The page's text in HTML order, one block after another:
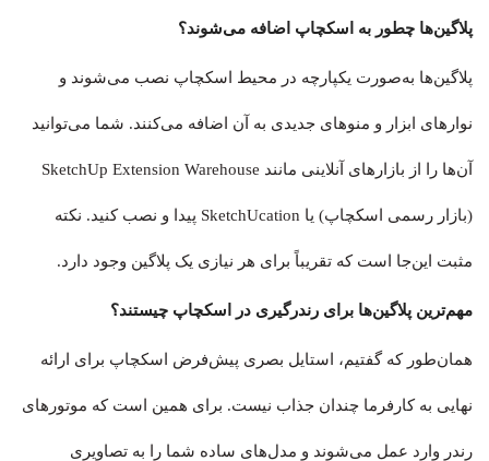
پلاگین‌ها چطور به اسکچاپ اضافه می‌شوند؟
پلاگین‌ها به‌صورت یکپارچه در محیط اسکچاپ نصب می‌شوند و
نوارهای ابزار و منوهای جدیدی به آن اضافه می‌کنند. شما می‌توانید
آن‌ها را از بازارهای آنلاینی مانند SketchUp Extension Warehouse
(بازار رسمی اسکچاپ) یا SketchUcation پیدا و نصب کنید. نکته
مثبت این‌جا است که تقریباً برای هر نیازی یک پلاگین وجود دارد.
مهم‌ترین پلاگین‌ها برای رندرگیری در اسکچاپ چیستند؟
همان‌طور که گفتیم، استایل بصری پیش‌فرض اسکچاپ برای ارائه
نهایی به کارفرما چندان جذاب نیست. برای همین است که موتورهای
رندر وارد عمل می‌شوند و مدل‌های ساده شما را به تصاویری